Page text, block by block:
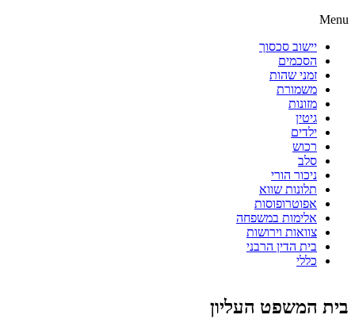
Menu
יישוב סכסוך
הסכמים
זמני שהות
משמורת
מזונות
גיטין
ילדים
רכוש
סלב
ניכור הורי
תלונות שווא
אפוטרופוסות
אלימות במשפחה
צוואות וירושות
בית הדין הרבני
כללי
בית המשפט העליון